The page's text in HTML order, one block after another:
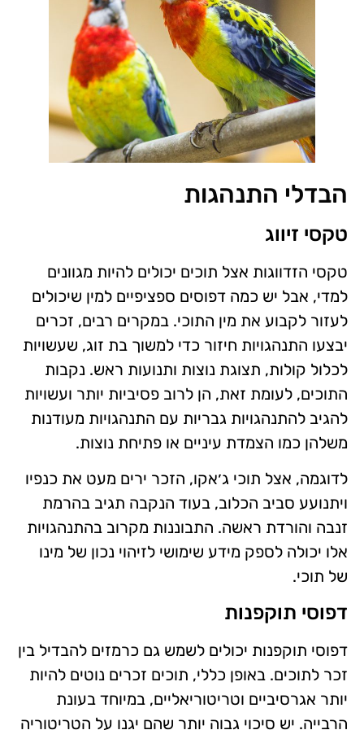
הבדלי התנהגות
טקסי זיווג
טקסי הזדווגות אצל תוכים יכולים להיות מגוונים
למדי, אבל יש כמה דפוסים ספציפיים למין שיכולים
לעזור לקבוע את מין התוכי. במקרים רבים, זכרים
יבצעו התנהגויות חיזור כדי למשוך בת זוג, שעשויות
לכלול קולות, תצוגת נוצות ותנועות ראש. נקבות
התוכים, לעומת זאת, הן לרוב פסיביות יותר ועשויות
להגיב להתנהגויות גבריות עם התנהגויות מעודנות
משלהן כמו הצמדת עיניים או פתיחת נוצות.
לדוגמה, אצל תוכי ג׳אקו, הזכר ירים מעט את כנפיו
ויתנועע סביב הכלוב, בעוד הנקבה תגיב בהרמת
זנבה והורדת ראשה. התבוננות מקרוב בהתנהגויות
אלו יכולה לספק מידע שימושי לזיהוי נכון של מינו
של תוכי.
דפוסי תוקפנות
דפוסי תוקפנות יכולים לשמש גם כרמזים להבדיל בין
זכר לתוכים. באופן כללי, תוכים זכרים נוטים להיות
יותר אגרסיביים וטריטוריאליים, במיוחד בעונת
הרבייה. יש סיכוי גבוה יותר שהם יגנו על הטריטוריה